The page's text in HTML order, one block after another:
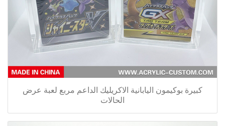
كبيرة بوكيمون اليابانية الاكريليك الداعم مربع لعبة عرض
الحالات